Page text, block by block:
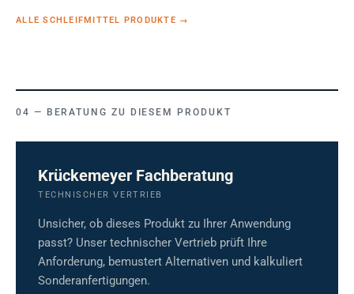
ALLE SCHLEIFMITTEL PRODUKTE →
BERATUNG ZU DIESEM PRODUKT
Krückemeyer Fachberatung
TECHNISCHER VERTRIEB
Unsicher, ob dieses Produkt zu Ihrer Anwendung
passt? Unser technischer Vertrieb prüft Ihre
Anforderung, bemustert Alternativen und kalkuliert
Sonderanfertigungen.